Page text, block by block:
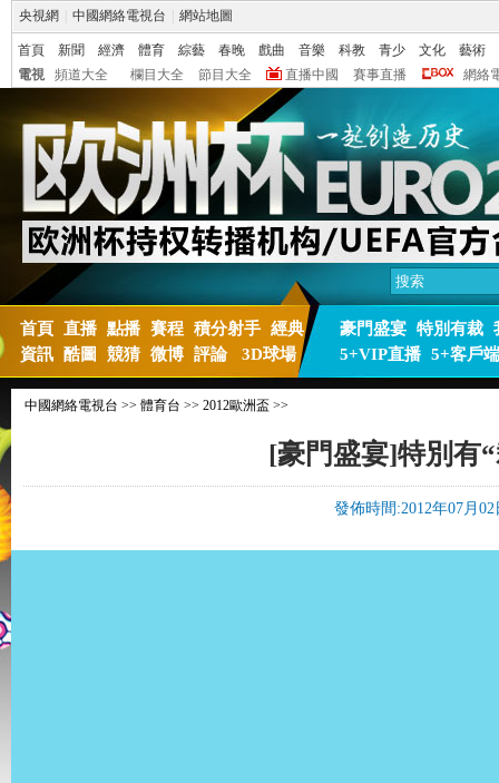
央視網 中國網絡電視台 網站地圖
首頁 新聞 經濟 體育 綜藝 春晚 戲曲 音樂 科教 青少 文化
藝術
電視
頻道大全 欄目大全 節目大全 直播中國 賽事直播 網絡
首頁 直播 點播 賽程 積分射手 經典
資訊 酷圖 競猜 微博 評論 3D球場
豪門盛宴 特別有裁
5+VIP直播 5+客戶端
中國網絡電視台 >> 體育台 >> 2012歐洲盃 >>
[豪門盛宴]特別有
發佈時間:2012年07月